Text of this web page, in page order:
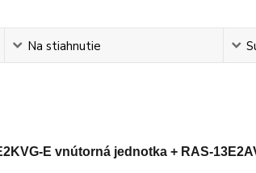
Na stiahnutie
E vnútorná jednotka + RAS-